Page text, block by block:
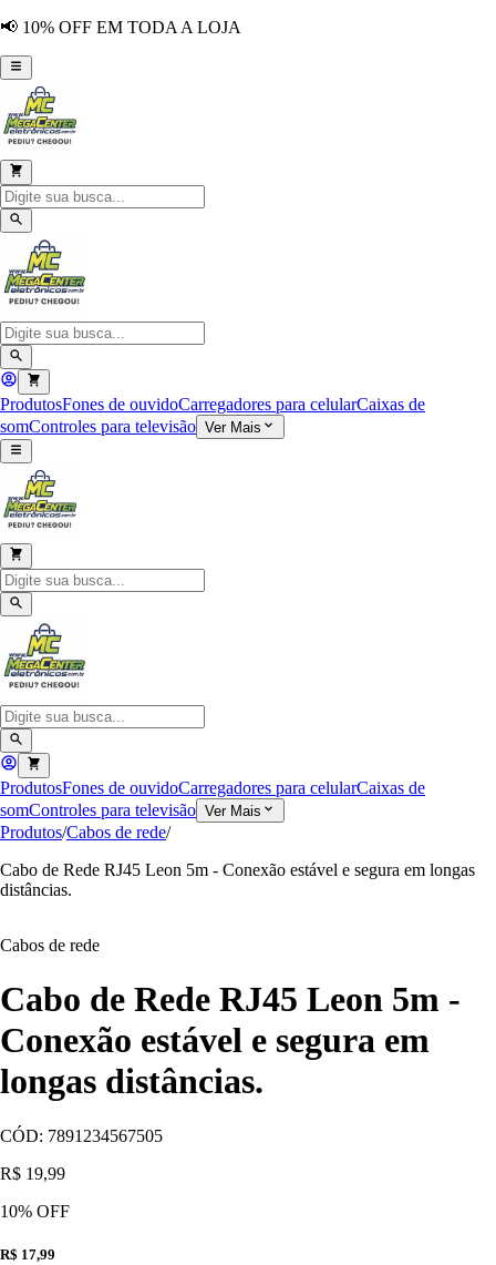
📢 10% OFF EM TODA A LOJA
ProdutosFones de ouvidoCarregadores para celularCaixas de
somControles para televisão Ver Mais
ProdutosFones de ouvidoCarregadores para celularCaixas de
somControles para televisão Ver Mais
Produtos/Cabos de rede/
Cabo de Rede RJ45 Leon 5m - Conexão estável e segura em longas
distâncias.
Cabos de rede
Cabo de Rede RJ45 Leon 5m -
Conexão estável e segura em
longas distâncias.
CÓD: 7891234567505
R$ 19,99
10% OFF
R$ 17,99